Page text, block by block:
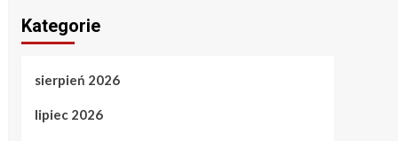
Kategorie
sierpień 2026
lipiec 2026